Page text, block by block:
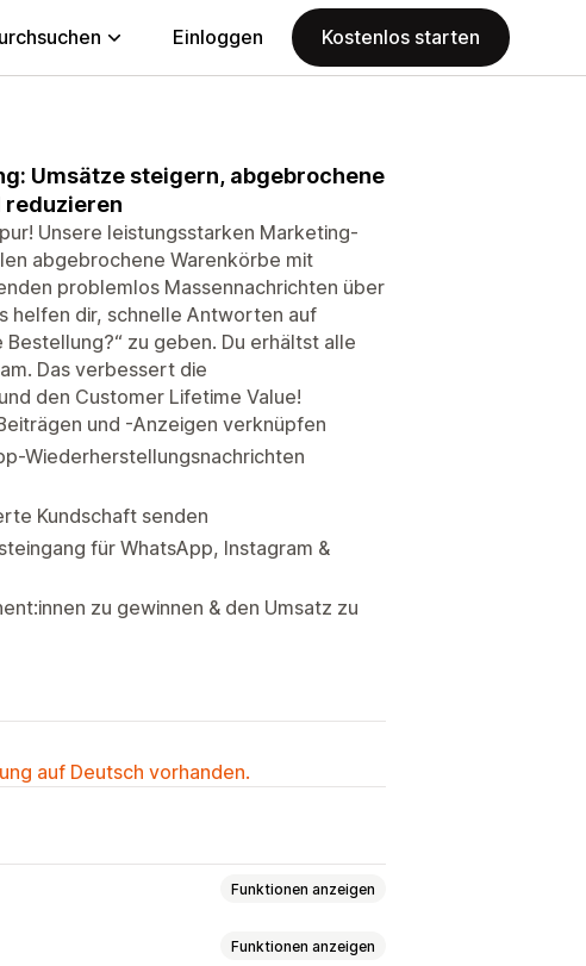
Einloggen Kostenlos starten
Umsätze steigern, abgebrochene
reduzieren
Unsere leistungsstarken Marketing-
abgebrochene Warenkörbe mit
problemlos Massennachrichten über
helfen dir, schnelle Antworten auf
zu geben. Du erhältst alle
Das verbessert die
den Customer Lifetime Value!
und -Anzeigen verknüpfen
Wiederherstellungsnachrichten
Kundschaft senden
für WhatsApp, Instagram &
zu gewinnen & den Umsatz zu
auf Deutsch vorhanden.
Funktionen anzeigen
Funktionen anzeigen